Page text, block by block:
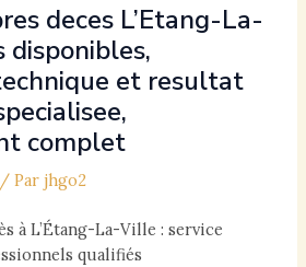
deces L’Etang-La-
et resultat
complet
/ Parjhgo2
à L’Étang-La-Ville : service
qualifiés